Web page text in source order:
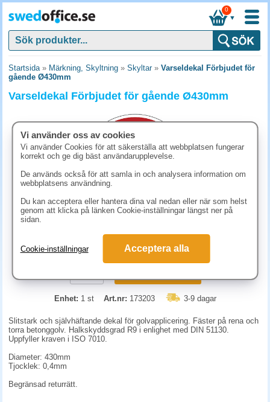
▼
0
Startsida» Märkning, Skyltning » Skyltar» Varseldekal Förbjudet för
gående Ø430mm
Varseldekal Förbjudet för gående Ø430mm
431.30 kr (inkl. moms)
Enhet: 1 st Art.nr: 173203 3-9 dagar
Slitstark och självhäftande dekal för golvapplicering. Fäster på rena och
torra betonggolv. Halkskyddsgrad R9 i enlighet med DIN 51130.
Uppfyller kraven i ISO 7010.
Diameter: 430mm
Tjocklek: 0,4mm
Begränsad returrätt.
Vi använder oss av cookies
Vi använder Cookies för att säkerställa att webbplatsen fungerar
korrekt och ge dig bäst användarupplevelse.
De används också för att samla in och analysera information om
webbplatsens användning.
Du kan acceptera eller hantera dina val nedan eller när som helst
genom att klicka på länken Cookie-inställningar längst ner på
sidan.
Cookie-inställningar Acceptera alla